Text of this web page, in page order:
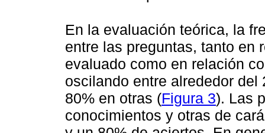
En la evaluación teórica, la
entre las preguntas, tanto en
evaluado como en relación
oscilando entre alrededor
80% en otras (Figura 3). Las
conocimientos y otras de